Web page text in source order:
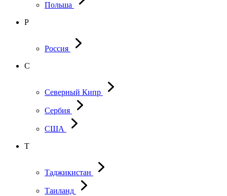
Польша
Р
Россия
С
Северный Кипр
Сербия
США
Т
Таджикистан
Таиланд